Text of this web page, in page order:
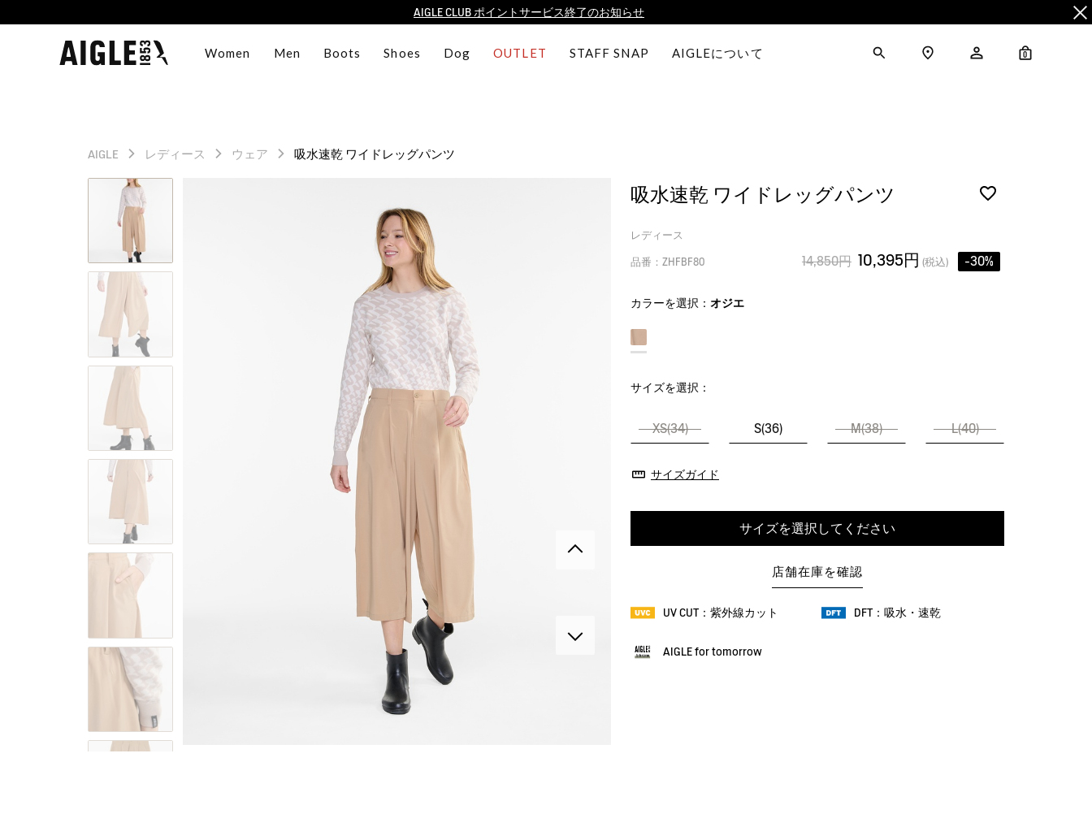
【8/16まで】セール品がさらに10%OFF！
ログイン/会員登録で送料＆返品無料
Women Men Boots Shoes Dog OUTLET STAFF SNAP AIGLEについて 0
AIGLE レディース ウェア 吸水速乾 ワイドレッグパンツ
吸水速乾 ワイドレッグパンツ
レディース
品番：ZHFBF80 14,850円 10,395円 (税込) -30%
カラーを選択： オジエ
サイズを選択：
XS(34) S(36) M(38) L(40)
サイズガイド
サイズを選択してください
店舗在庫を確認
UV CUT：紫外線カット DFT：吸水・速乾
AIGLE for tomorrow